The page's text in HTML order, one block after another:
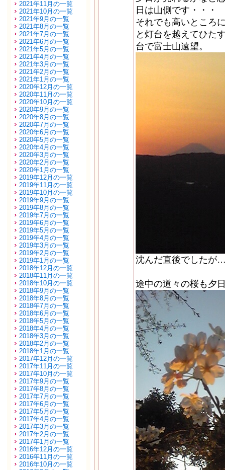
2021年11月の一覧
2021年10月の一覧
2021年9月の一覧
2021年8月の一覧
2021年7月の一覧
2021年6月の一覧
2021年5月の一覧
2021年4月の一覧
2021年3月の一覧
2021年2月の一覧
2021年1月の一覧
2020年12月の一覧
2020年11月の一覧
2020年10月の一覧
2020年9月の一覧
2020年8月の一覧
2020年7月の一覧
2020年6月の一覧
2020年5月の一覧
2020年4月の一覧
2020年3月の一覧
2020年2月の一覧
2020年1月の一覧
2019年12月の一覧
2019年11月の一覧
2019年10月の一覧
2019年9月の一覧
2019年8月の一覧
2019年7月の一覧
2019年6月の一覧
2019年5月の一覧
2019年4月の一覧
2019年3月の一覧
2019年2月の一覧
2019年1月の一覧
2018年12月の一覧
2018年11月の一覧
2018年10月の一覧
2018年9月の一覧
2018年8月の一覧
2018年7月の一覧
2018年6月の一覧
2018年5月の一覧
2018年4月の一覧
2018年3月の一覧
2018年2月の一覧
2018年1月の一覧
2017年12月の一覧
2017年11月の一覧
2017年10月の一覧
2017年9月の一覧
2017年8月の一覧
2017年7月の一覧
2017年6月の一覧
2017年5月の一覧
2017年4月の一覧
2017年3月の一覧
2017年2月の一覧
2017年1月の一覧
2016年12月の一覧
2016年11月の一覧
2016年10月の一覧
日は山側です・・・
それでも高いところ
と灯台を越えてひた
台で富士山遠望。
沈んだ直後でしたが
途中の道々の桜も夕